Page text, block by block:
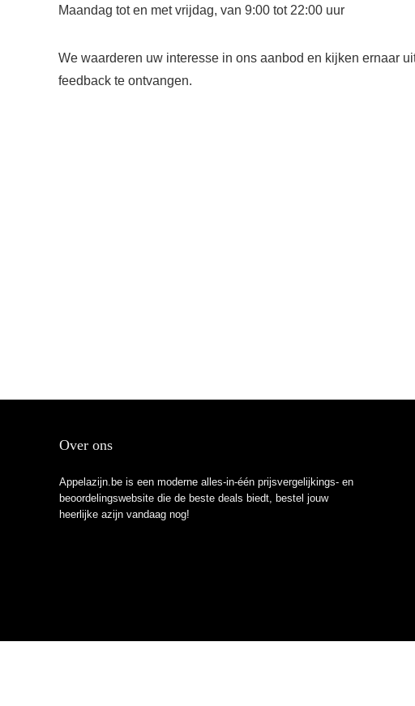
Maandag tot en met vrijdag, van 9:00 tot 22:00 uur
We waarderen uw interesse in ons aanbod en kijken ernaar
feedback te ontvangen.
Over ons
Appelazijn.be is een moderne alles-in-één prijsvergelijkings- en
beoordelingswebsite die de beste deals biedt, bestel jouw
heerlijke azijn vandaag nog!